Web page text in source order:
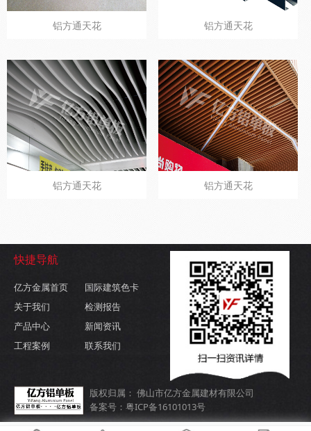
铝方通天花 铝方通天花
铝方通天花 铝方通天花
快捷导航
亿方金属首页
关于我们
产品中心
工程案例
国际建筑色卡
检测报告
新闻资讯
联系我们
版权归属： 佛山市亿方金属建材有限公司
备案号：粤ICP备16101013号